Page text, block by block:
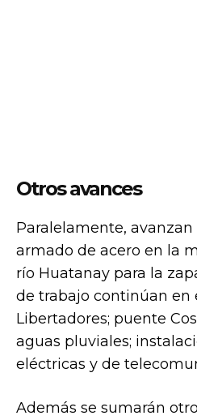
Otros avances
Paralelamente, avanzan
armado de acero en la
río Huatanay para la
de trabajo continúan en
Libertadores; puente
aguas pluviales;
eléctricas y de
Además se sumarán